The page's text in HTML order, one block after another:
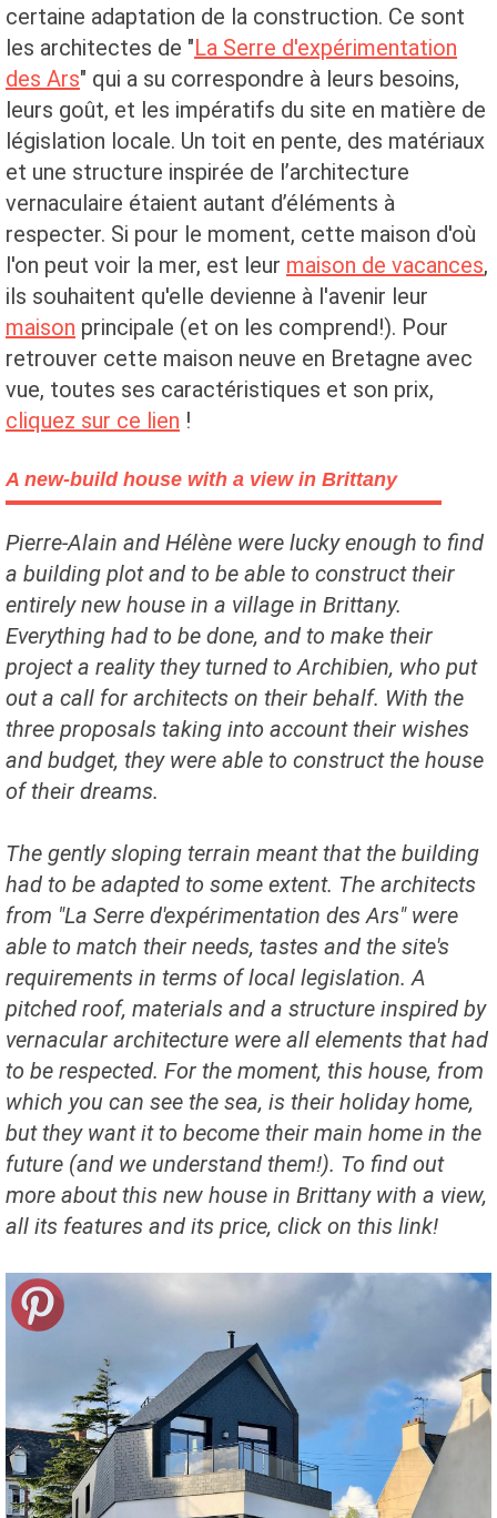
certaine adaptation de la construction. Ce sont
les architectes de "La Serre d'expérimentation
des Ars" qui a su correspondre à leurs besoins,
leurs goût, et les impératifs du site en matière de
législation locale. Un toit en pente, des matériaux
et une structure inspirée de l’architecture
vernaculaire étaient autant d’éléments à
respecter. Si pour le moment, cette maison d'où
l'on peut voir la mer, est leur maison de vacances,
ils souhaitent qu'elle devienne à l'avenir leur
maison principale (et on les comprend!). Pour
retrouver cette maison neuve en Bretagne avec
vue, toutes ses caractéristiques et son prix,
cliquez sur ce lien !
A new-build house with a view in Brittany
Pierre-Alain and Hélène were lucky enough to find
a building plot and to be able to construct their
entirely new house in a village in Brittany.
Everything had to be done, and to make their
project a reality they turned to Archibien, who put
out a call for architects on their behalf. With the
three proposals taking into account their wishes
and budget, they were able to construct the house
of their dreams.
The gently sloping terrain meant that the building
had to be adapted to some extent. The architects
from "La Serre d'expérimentation des Ars" were
able to match their needs, tastes and the site's
requirements in terms of local legislation. A
pitched roof, materials and a structure inspired by
vernacular architecture were all elements that had
to be respected. For the moment, this house, from
which you can see the sea, is their holiday home,
but they want it to become their main home in the
future (and we understand them!). To find out
more about this new house in Brittany with a view,
all its features and its price, click on this link!